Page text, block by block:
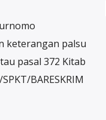
keterangan palsu
pasal 372 Kitab
BARESKRIM